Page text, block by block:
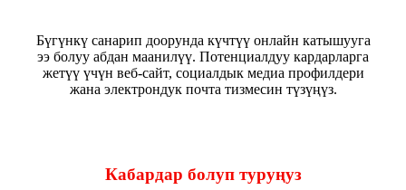
Бүгүнкү санарип доорунда күчтүү онлайн катышууга
ээ болуу абдан маанилүү. Потенциалдуу кардарларга
жетүү үчүн веб-сайт, социалдык медиа профилдери
жана электрондук почта тизмесин түзүңүз.
Кабардар болуп туруңуз